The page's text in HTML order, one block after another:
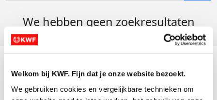
Welkom bij KWF. Fijn dat je onze website bezoekt.
We gebruiken cookies en vergelijkbare technieken om
We hebben geen zoekresultaten
Actiematerialen
Evenementen